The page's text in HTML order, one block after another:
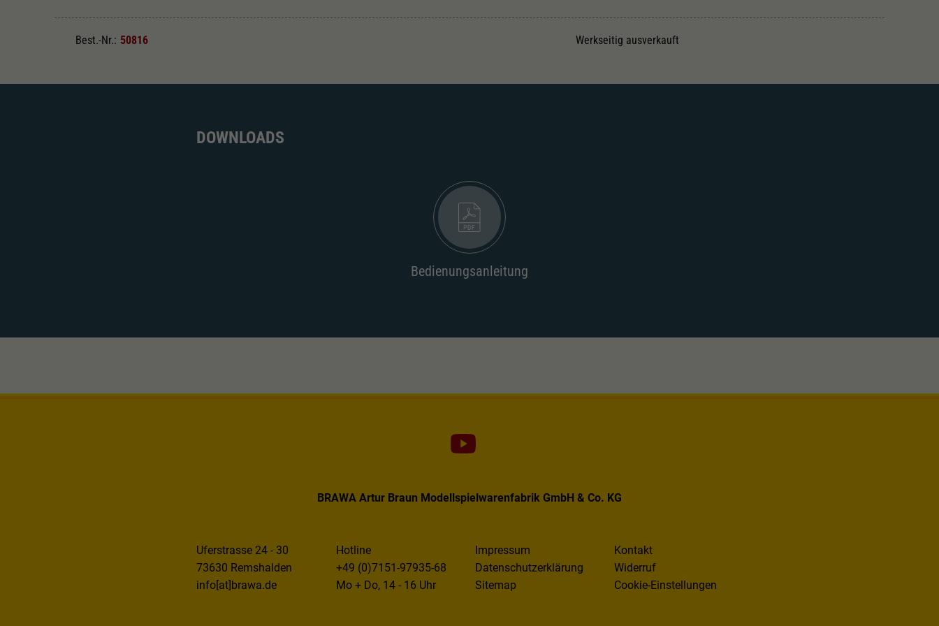
Best.-Nr.: 50816 Werkseitig ausverkauft
DOWNLOADS
Bedienungsanleitung
BRAWA Artur Braun Modellspielwarenfabrik GmbH & Co. KG
Uferstrasse 24 - 30
73630 Remshalden
info[at]brawa.de
Hotline
+49 (0)7151-97935-68
Mo + Do, 14 - 16 Uhr
Impressum
Datenschutzerklärung
Sitemap
Kontakt
Widerruf
Cookie-Einstellungen
Zweck
historische Speicherung Ihrer vorgenommen